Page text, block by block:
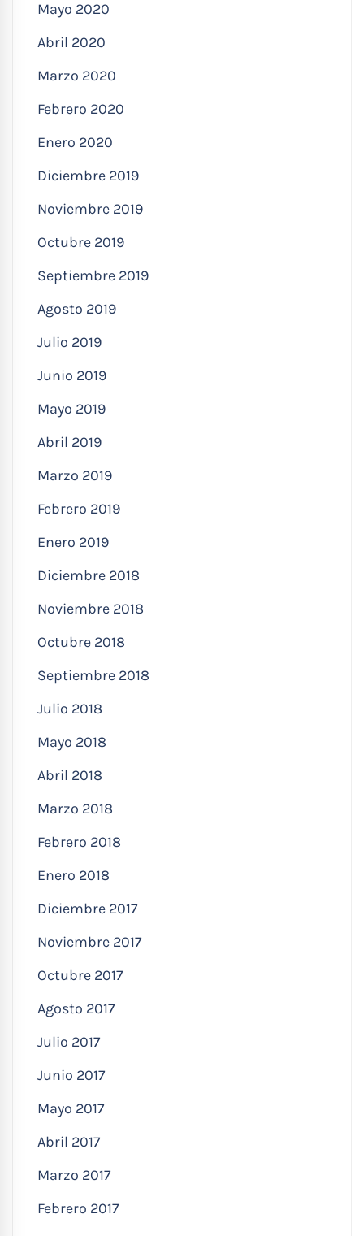
Mayo 2020
Abril 2020
Marzo 2020
Febrero 2020
Enero 2020
Diciembre 2019
Noviembre 2019
Octubre 2019
Septiembre 2019
Agosto 2019
Julio 2019
Junio 2019
Mayo 2019
Abril 2019
Marzo 2019
Febrero 2019
Enero 2019
Diciembre 2018
Noviembre 2018
Octubre 2018
Septiembre 2018
Julio 2018
Mayo 2018
Abril 2018
Marzo 2018
Febrero 2018
Enero 2018
Diciembre 2017
Noviembre 2017
Octubre 2017
Agosto 2017
Julio 2017
Junio 2017
Mayo 2017
Abril 2017
Marzo 2017
Febrero 2017